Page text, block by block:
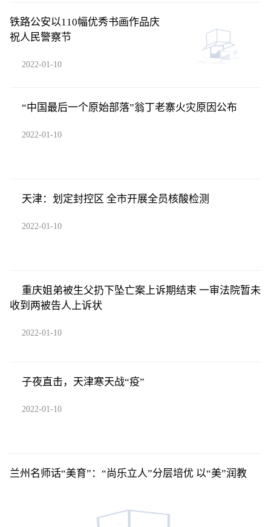
铁路公安以110幅优秀书画作品庆
祝人民警察节
2022-01-10
“中国最后一个原始部落”翁丁老寨火灾原因公布
2022-01-10
天津：划定封控区 全市开展全员核酸检测
2022-01-10
重庆姐弟被生父扔下坠亡案上诉期结束 一审法院暂未
收到两被告人上诉状
2022-01-10
子夜直击，天津寒天战“疫”
2022-01-10
兰州名师话“美育”：“尚乐立人”分层培优 以“美”润教